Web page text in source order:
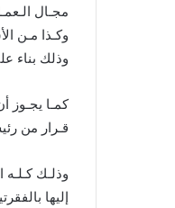
وكـذا مـن
وذلك بناء
كمـا يجـوز
قـرار من
وذلـك
إليها